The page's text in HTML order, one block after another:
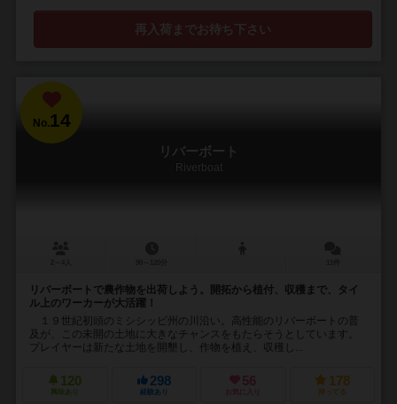
再入荷までお待ち下さい
No.14
リバーボート
Riverboat
リバーボートで農作物を出荷しよう。開拓から植付、収穫まで、タイ
ル上のワーカーが大活躍！
１９世紀初頭のミシシッピ州の川沿い。高性能のリバーボートの普
及が、この未開の土地に大きなチャンスをもたらそうとしています。
プレイヤーは新たな土地を開墾し、作物を植え、収穫し...
120
興味あり
298
経験あり
56
お気に入り
178
持ってる